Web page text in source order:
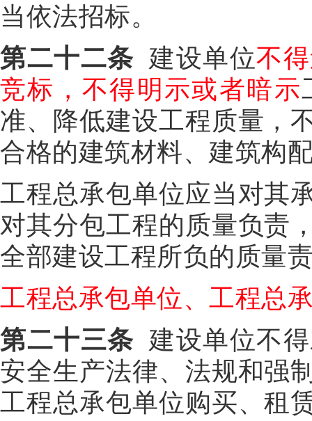
当依法招标。
第二十二条 建设单位不
竞标，不得明示或者暗示
准、降低建设工程质量，
合格的建筑材料、建筑构
工程总承包单位应当对其
对其分包工程的质量负责
全部建设工程所负的质量
工程总承包单位、工程总
第二十三条 建设单位不
安全生产法律、法规和强
工程总承包单位购买、租